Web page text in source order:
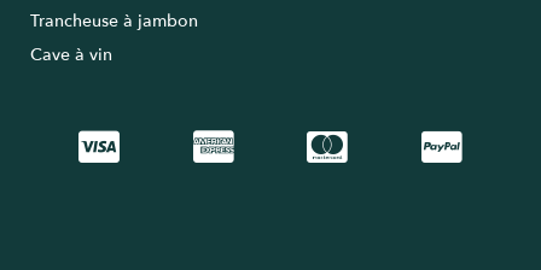
Trancheuse à jambon
Cave à vin